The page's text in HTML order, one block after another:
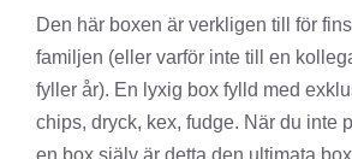
Den här boxen är verkligen till för
familjen (eller varför inte till en
fyller år). En lyxig box fylld med
chips, dryck, kex, fudge. När du inte